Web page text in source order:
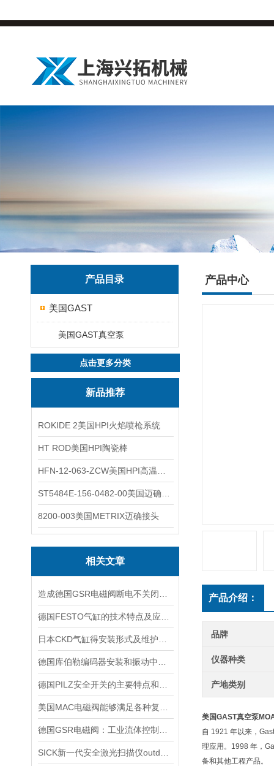
产品目录
美国GAST
美国GAST真空泵
点击更多分类
新品推荐
ROKIDE 2美国HPI火焰喷枪系统
HT ROD美国HPI陶瓷棒
8200-003美国METRIX迈确接头
相关文章
产品中心
产品介绍：
品牌
仪器种类
产地类别
美国GAST真空泵
自 1921 年以来，
理应用。1998 年，
备和其他工程产品。